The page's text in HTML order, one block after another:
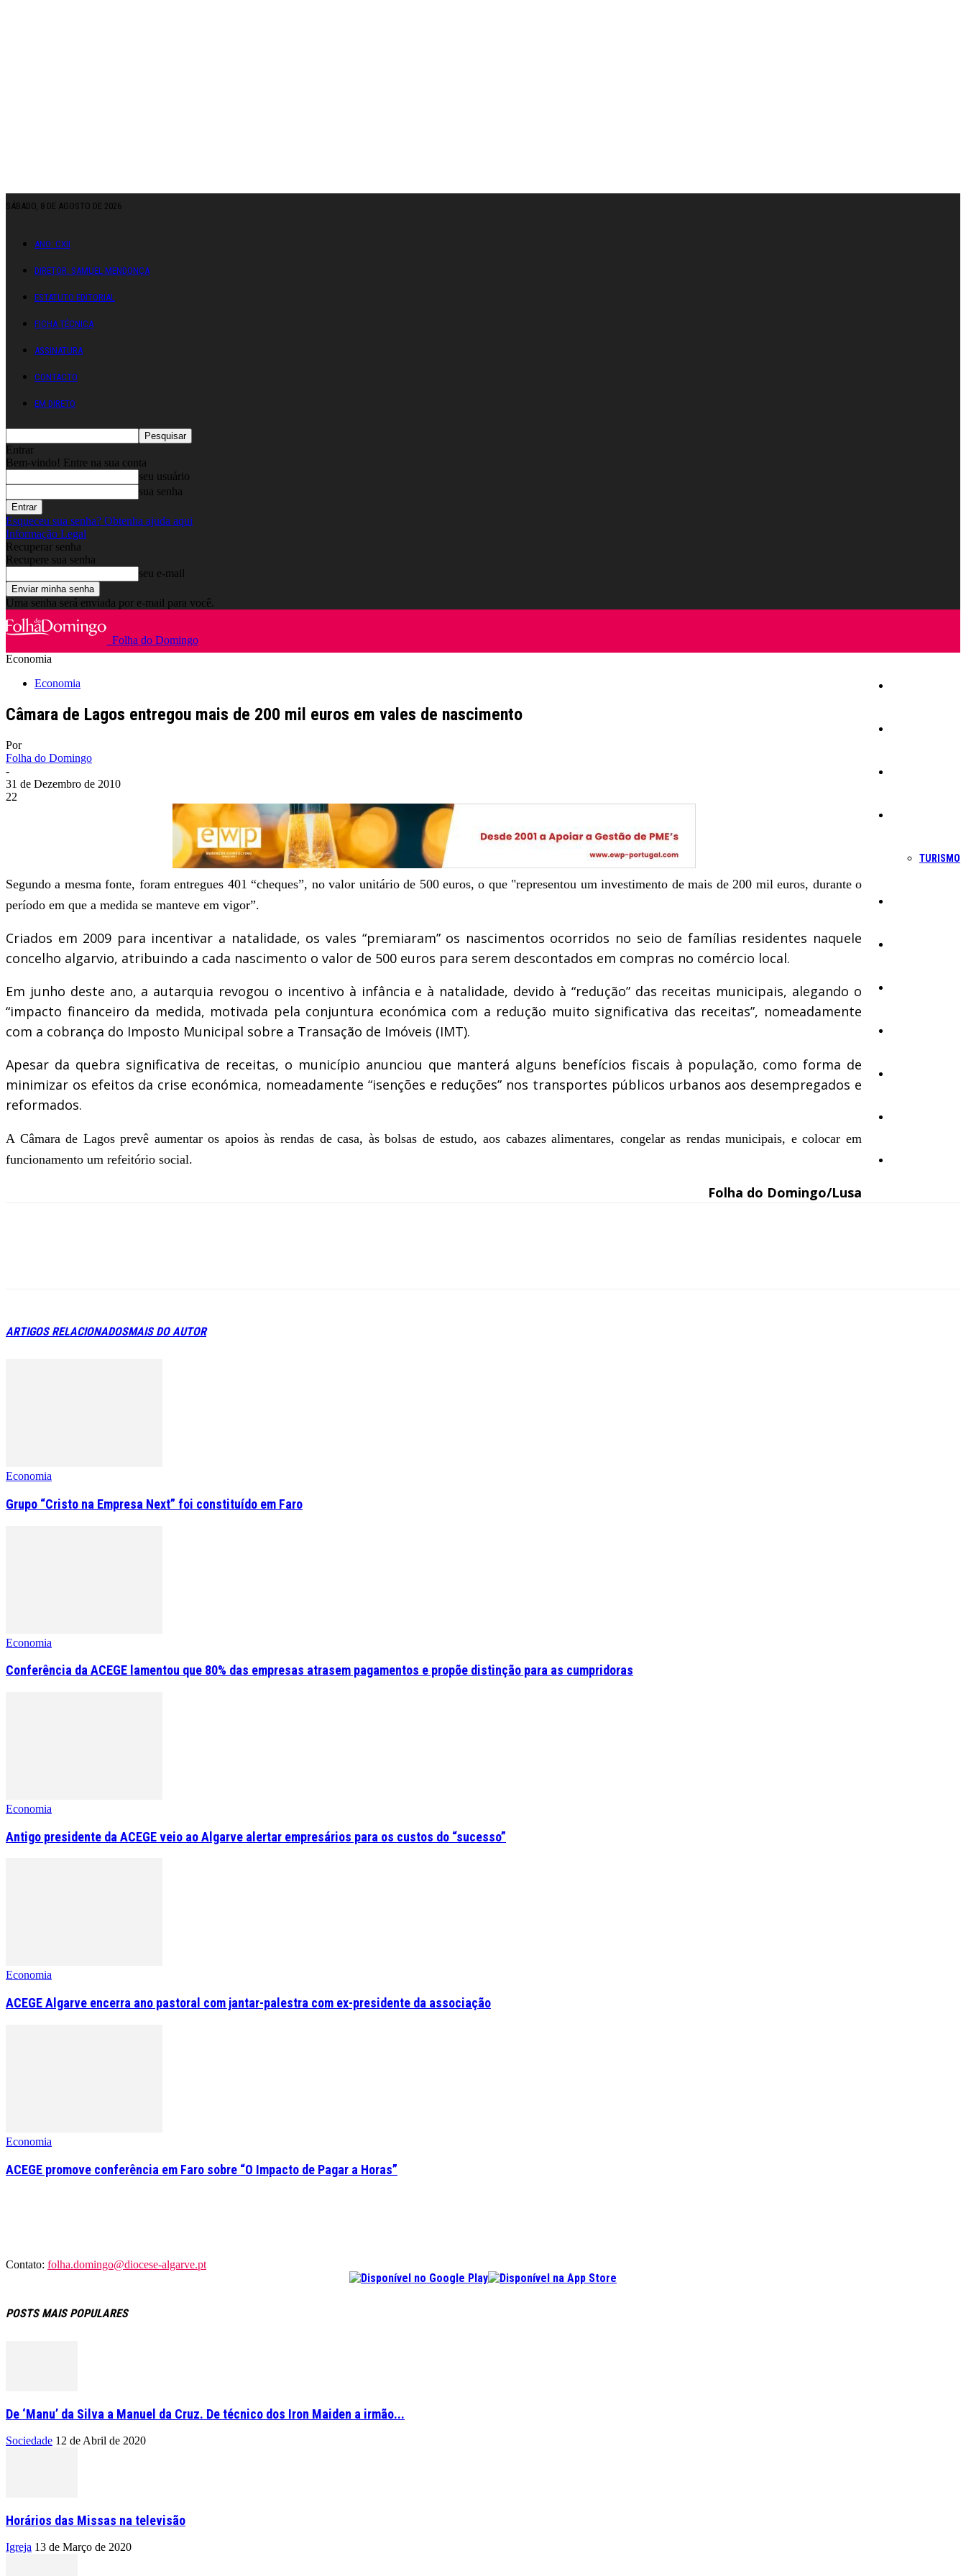
SÁBADO, 8 DE AGOSTO DE 2026
ANO: CXII
DIRETOR: SAMUEL MENDONÇA
ESTATUTO EDITORIAL
FICHA TÉCNICA
ASSINATURA
CONTACTO
EM DIRETO
Entrar
Bem-vindo! Entre na sua conta
seu usuário
sua senha
Esqueceu sua senha? Obtenha ajuda aqui
Informação Legal
Recuperar senha
Recupere sua senha
seu e-mail
Uma senha será enviada por e-mail para você.
Folha do Domingo
TURISMO
Economia
Economia
Câmara de Lagos entregou mais de 200 mil euros em vales de nascimento
Por
Folha do Domingo
-
31 de Dezembro de 2010
22
Segundo a mesma fonte, foram entregues 401 “cheques”, no valor unitário de 500 euros, o que "representou um investimento de mais de 200 mil euros, durante o
período em que a medida se manteve em vigor”.
Criados em 2009 para incentivar a natalidade, os vales “premiaram” os nascimentos ocorridos no seio de famílias residentes naquele
concelho algarvio, atribuindo a cada nascimento o valor de 500 euros para serem descontados em compras no comércio local.
Em junho deste ano, a autarquia revogou o incentivo à infância e à natalidade, devido à “redução” das receitas municipais, alegando o
“impacto financeiro da medida, motivada pela conjuntura económica com a redução muito significativa das receitas”, nomeadamente
com a cobrança do Imposto Municipal sobre a Transação de Imóveis (IMT).
Apesar da quebra significativa de receitas, o município anunciou que manterá alguns benefícios fiscais à população, como forma de
minimizar os efeitos da crise económica, nomeadamente “isenções e reduções” nos transportes públicos urbanos aos desempregados e
reformados.
A Câmara de Lagos prevê aumentar os apoios às rendas de casa, às bolsas de estudo, aos cabazes alimentares, congelar as rendas municipais, e colocar em
funcionamento um refeitório social.
Folha do Domingo/Lusa
ARTIGOS RELACIONADOSMAIS DO AUTOR
Economia
Grupo “Cristo na Empresa Next” foi constituído em Faro
Economia
Conferência da ACEGE lamentou que 80% das empresas atrasem pagamentos e propõe distinção para as cumpridoras
Economia
Antigo presidente da ACEGE veio ao Algarve alertar empresários para os custos do “sucesso”
Economia
ACEGE Algarve encerra ano pastoral com jantar-palestra com ex-presidente da associação
Economia
ACEGE promove conferência em Faro sobre “O Impacto de Pagar a Horas”
Contato: folha.domingo@diocese-algarve.pt
POSTS MAIS POPULARES
De ‘Manu’ da Silva a Manuel da Cruz. De técnico dos Iron Maiden a irmão...
Sociedade 12 de Abril de 2020
Horários das Missas na televisão
Igreja 13 de Março de 2020